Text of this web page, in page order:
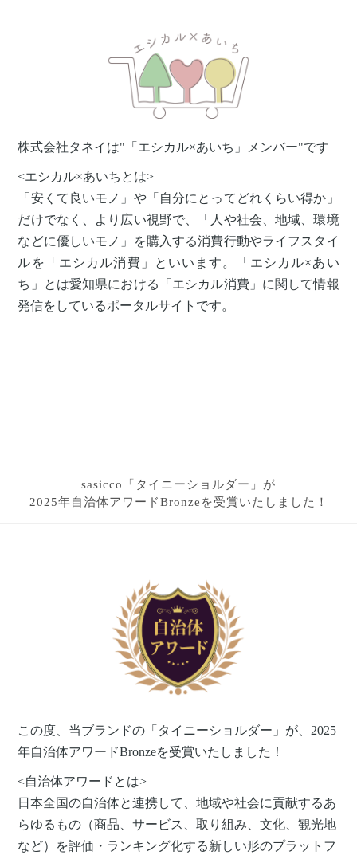
株式会社タネイは"「エシカル×あいち」メンバー"です
<エシカル×あいちとは>
「安くて良いモノ」や「自分にとってどれくらい得か」
だけでなく、より広い視野で、「人や社会、地域、環境
などに優しいモノ」を購入する消費行動やライフスタイ
ルを「エシカル消費」といいます。「エシカル×あい
ち」とは愛知県における「エシカル消費」に関して情報
発信をしているポータルサイトです。
sasicco「タイニーショルダー」が
2025年自治体アワードBronzeを受賞いたしました！
この度、当ブランドの「タイニーショルダー」が、2025
年自治体アワードBronzeを受賞いたしました！
<自治体アワードとは>
日本全国の自治体と連携して、地域や社会に貢献するあ
らゆるもの（商品、サービス、取り組み、文化、観光地
など）を評価・ランキング化する新しい形のプラットフ